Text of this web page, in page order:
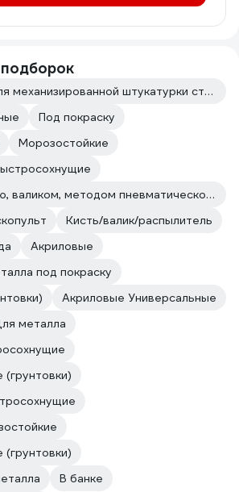
Оборудование для механизированной штукатурки стен
Под покраску
Морозостойкие
Нанесение кистью, валиком, методом пневматического и безвоздушного распыления.
Кисть/валик/распылитель
Акриловые
под покраску
Акриловые Универсальные
металла
В банке